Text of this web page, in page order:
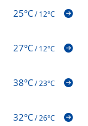
25°C/12°C
27°C/12°C
38°C/23°C
32°C/26°C